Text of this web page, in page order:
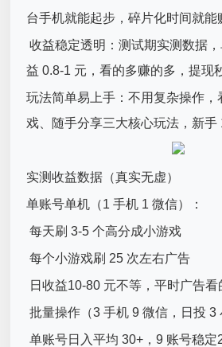
台手机就能起步，碎片化时间就能
收益稳定透明：测试期实测数据
益 0.8-1 元，看的多赚的多，提现
玩法简单易上手：不用复杂操作，
戏、随手分享三大核心玩法，新手
实测收益数据（真实无虚）
单账号单机（1 手机 1 微信）：
每天刷 3-5 个高分成小游戏
每个小游戏刷 25 次左右广告
日收益10-80 元不等，平时广告看
批量操作（3 手机 9 微信，日投 3
单账号日入平均 30+，9 账号稳定